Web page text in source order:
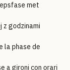
met
z godzinami
la phase de
a gironi con orari